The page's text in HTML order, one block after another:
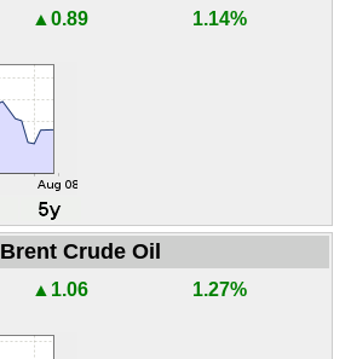
▲0.89 1.14%
Brent Crude Oil
▲1.06 1.27%